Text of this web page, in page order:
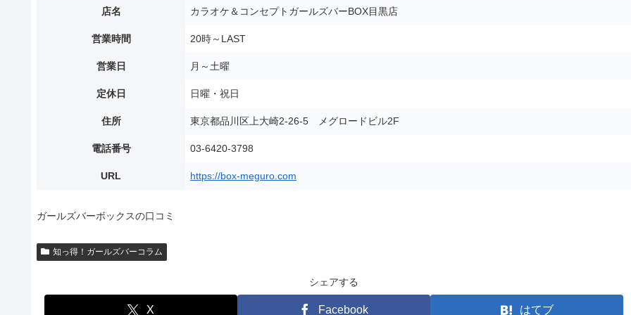
店名 カラオケ＆コンセプトガールズバーBOX目黒店
営業時間 20時～LAST
営業日 月～土曜
定休日 日曜・祝日
住所 東京都品川区上大崎2-26-5 メグロードビル2F
電話番号 03-6420-3798
URL https://box-meguro.com
ガールズバーボックスの口コミ
知っ得！ガールズバーコラム
シェアする
X Facebook はてブ